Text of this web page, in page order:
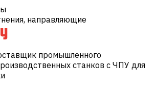
направляющие
промышленного
станков с ЧПУ для